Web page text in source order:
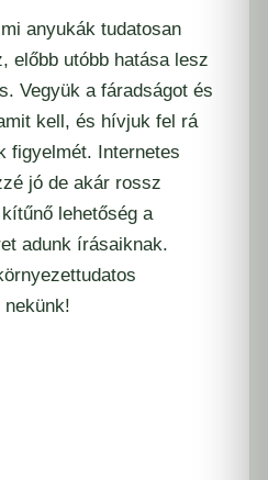
anyukák tudatosan
előbb utóbb hatása lesz
Vegyük a fáradságot és
kell, és hívjuk fel rá
figyelmét. Internetes
jó de akár rossz
lehetőség a
adunk írásaiknak.